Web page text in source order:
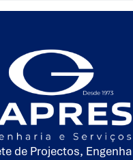
de Projectos,